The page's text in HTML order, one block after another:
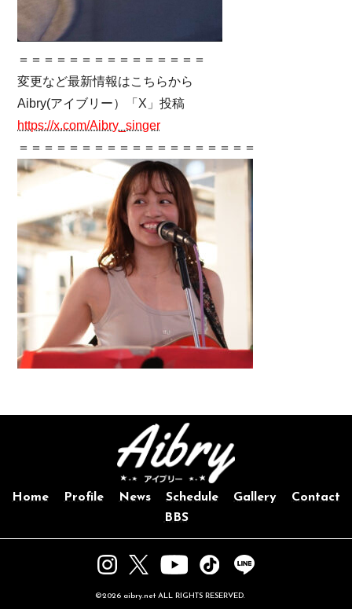
＝＝＝＝＝＝＝＝＝＝＝＝＝＝＝
変更など最新情報はこちらから
Aibry(アイブリー）「X」投稿
https://x.com/Aibry_singer
＝＝＝＝＝＝＝＝＝＝＝＝＝＝＝＝＝＝＝
Home Profile News Schedule Gallery
Contact
BBS
©2026 aibry.net ALL RIGHTS RESERVED.